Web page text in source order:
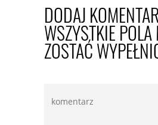
DODAJ
WSZYSTKIE
ZOSTAĆ